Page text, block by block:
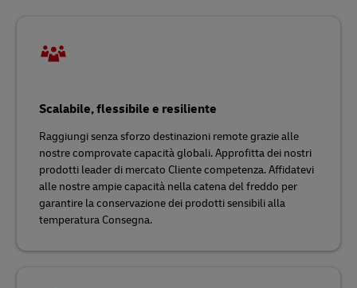
Scalabile, flessibile e resiliente
Raggiungi senza sforzo destinazioni remote grazie alle
nostre comprovate capacità globali. Approfitta dei nostri
prodotti leader di mercato Cliente competenza. Affidatevi
alle nostre ampie capacità nella catena del freddo per
garantire la conservazione dei prodotti sensibili alla
temperatura Consegna.